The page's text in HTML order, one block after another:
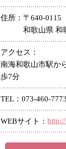
住所
〒640-0115
和歌山県 和
アクセス
南海和歌山市駅か
歩7分
TEL 073-460-7773
WEBサイト